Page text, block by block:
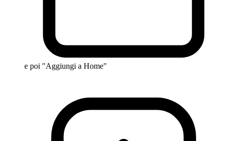
e poi "Aggiungi a Home"